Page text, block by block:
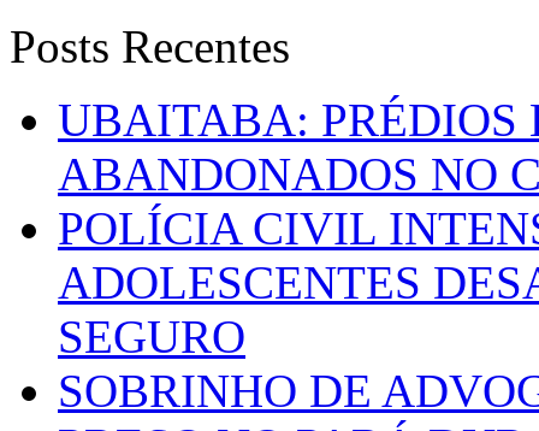
Posts Recentes
UBAITABA: PRÉDIOS
ABANDONADOS NO
POLÍCIA CIVIL
ADOLESCENTES
SEGURO
SOBRINHO DE